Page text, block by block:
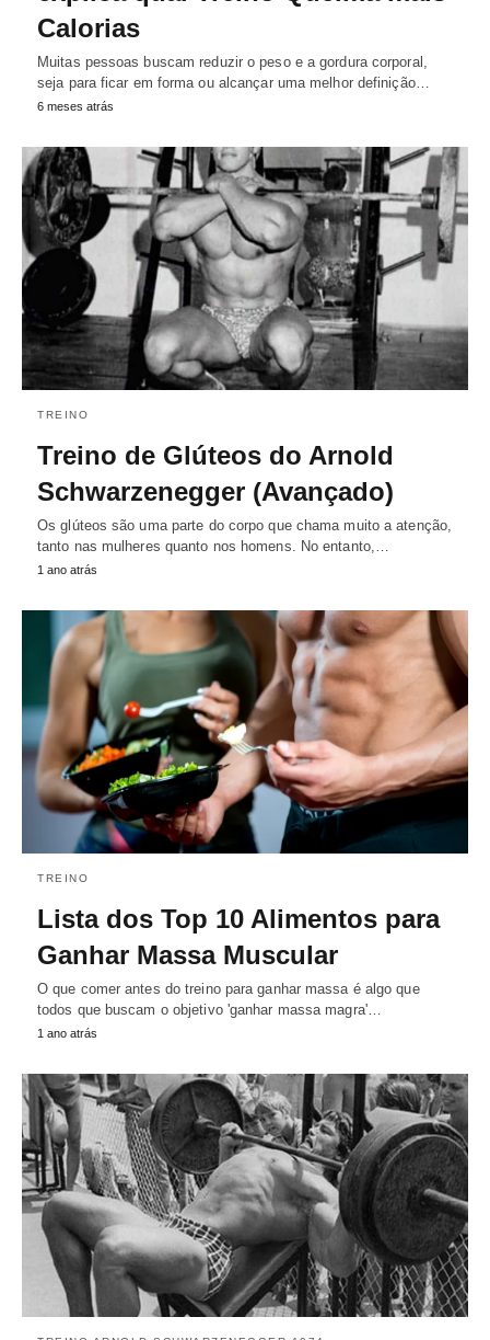
Calorias
Muitas pessoas buscam reduzir o peso e a gordura corporal,
seja para ficar em forma ou alcançar uma melhor definição…
6 meses atrás
TREINO
Treino de Glúteos do Arnold
Schwarzenegger (Avançado)
Os glúteos são uma parte do corpo que chama muito a atenção,
tanto nas mulheres quanto nos homens. No entanto,…
1 ano atrás
TREINO
Lista dos Top 10 Alimentos para
Ganhar Massa Muscular
O que comer antes do treino para ganhar massa é algo que
todos que buscam o objetivo 'ganhar massa magra'…
1 ano atrás